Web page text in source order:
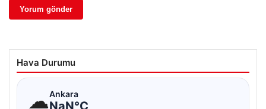
Hava Durumu
☁Ankara
NaN°C